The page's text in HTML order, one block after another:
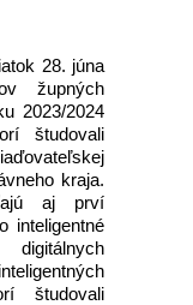
28. júna
župných
2023/2024
študovali
kraja.
aj prví
inteligentné
digitálnych
študovali